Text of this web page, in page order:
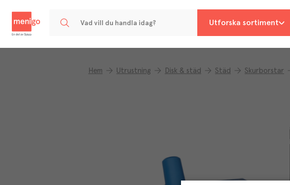
Utforska sortiment
Hem Utrustning Disk & städ Städ Skurborstar